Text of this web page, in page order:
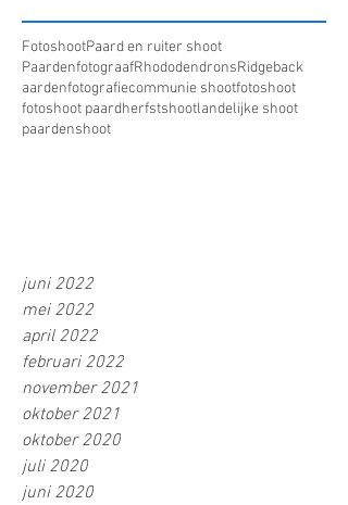
FotoshootPaard en ruiter shoot
PaardenfotograafRhododendronsRidgeback
aardenfotografiecommunie shootfotoshoot
fotoshoot paardherfstshootlandelijke shoot
paardenshoot
juni 2022
mei 2022
april 2022
februari 2022
november 2021
oktober 2021
oktober 2020
juli 2020
juni 2020